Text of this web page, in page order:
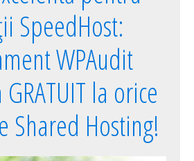
SpeedHost:
WPAudit
la orice
Shared Hosting!